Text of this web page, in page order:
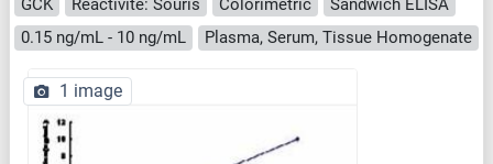
0.15 ng/mL - 10 ng/mL
Plasma, Serum, Tissue Homogenate
1 image